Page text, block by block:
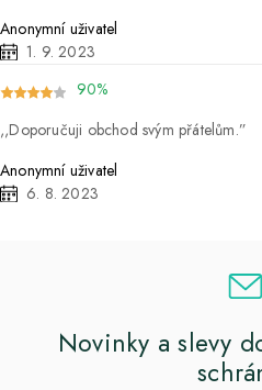
Anonymní uživatel
1. 9. 2023
90%
Doporučuji obchod svým přátelům.
Anonymní uživatel
6. 8. 2023
Novinky a slevy